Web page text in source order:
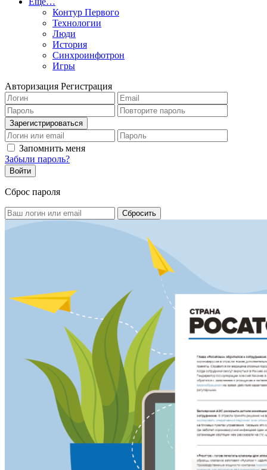
Контур Первого
Технологии
Люди
История
Синхроинфотрон
Игры
Авторизация Регистрация
Запомнить меня
Забыли пароль?
Сброс пароля